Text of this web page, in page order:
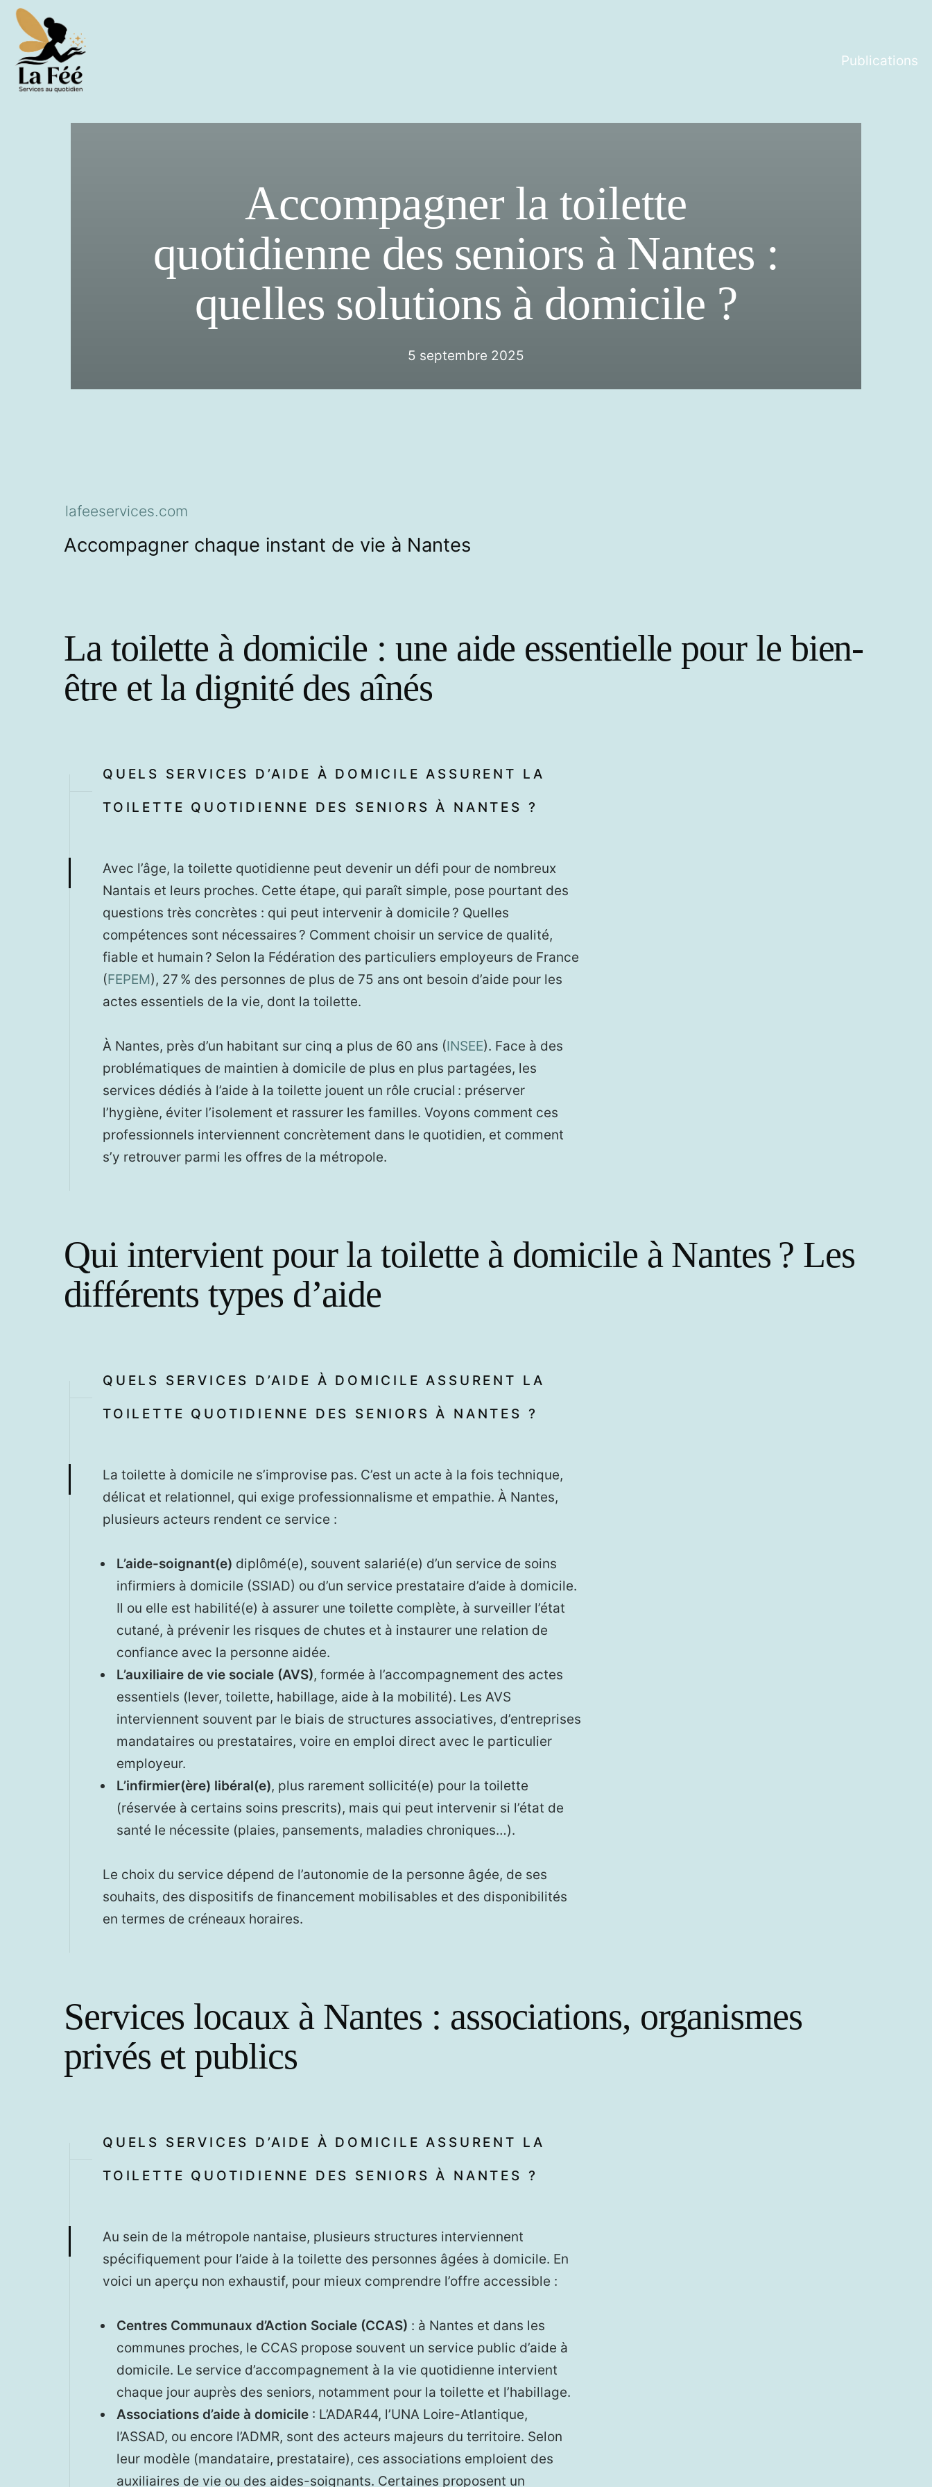
Publications
Accompagner la toilette
quotidienne des seniors à Nantes :
quelles solutions à domicile ?
5 septembre 2025
lafeeservices.com
Accompagner chaque instant de vie à Nantes
La toilette à domicile : une aide essentielle pour le bien-
être et la dignité des aînés
QUELS SERVICES D’AIDE À DOMICILE ASSURENT LA
TOILETTE QUOTIDIENNE DES SENIORS À NANTES ?
Avec l’âge, la toilette quotidienne peut devenir un défi pour de nombreux
Nantais et leurs proches. Cette étape, qui paraît simple, pose pourtant des
questions très concrètes : qui peut intervenir à domicile ? Quelles
compétences sont nécessaires ? Comment choisir un service de qualité,
fiable et humain ? Selon la Fédération des particuliers employeurs de France
(FEPEM), 27 % des personnes de plus de 75 ans ont besoin d’aide pour les
actes essentiels de la vie, dont la toilette.
À Nantes, près d’un habitant sur cinq a plus de 60 ans (INSEE). Face à des
problématiques de maintien à domicile de plus en plus partagées, les
services dédiés à l’aide à la toilette jouent un rôle crucial : préserver
l’hygiène, éviter l’isolement et rassurer les familles. Voyons comment ces
professionnels interviennent concrètement dans le quotidien, et comment
s’y retrouver parmi les offres de la métropole.
Qui intervient pour la toilette à domicile à Nantes ? Les
différents types d’aide
QUELS SERVICES D’AIDE À DOMICILE ASSURENT LA
TOILETTE QUOTIDIENNE DES SENIORS À NANTES ?
La toilette à domicile ne s’improvise pas. C’est un acte à la fois technique,
délicat et relationnel, qui exige professionnalisme et empathie. À Nantes,
plusieurs acteurs rendent ce service :
L’aide-soignant(e) diplômé(e), souvent salarié(e) d’un service de soins
infirmiers à domicile (SSIAD) ou d’un service prestataire d’aide à domicile.
Il ou elle est habilité(e) à assurer une toilette complète, à surveiller l’état
cutané, à prévenir les risques de chutes et à instaurer une relation de
confiance avec la personne aidée.
L’auxiliaire de vie sociale (AVS), formée à l’accompagnement des actes
essentiels (lever, toilette, habillage, aide à la mobilité). Les AVS
interviennent souvent par le biais de structures associatives, d’entreprises
mandataires ou prestataires, voire en emploi direct avec le particulier
employeur.
L’infirmier(ère) libéral(e), plus rarement sollicité(e) pour la toilette
(réservée à certains soins prescrits), mais qui peut intervenir si l’état de
santé le nécessite (plaies, pansements, maladies chroniques…).
Le choix du service dépend de l’autonomie de la personne âgée, de ses
souhaits, des dispositifs de financement mobilisables et des disponibilités
en termes de créneaux horaires.
Services locaux à Nantes : associations, organismes
privés et publics
QUELS SERVICES D’AIDE À DOMICILE ASSURENT LA
TOILETTE QUOTIDIENNE DES SENIORS À NANTES ?
Au sein de la métropole nantaise, plusieurs structures interviennent
spécifiquement pour l’aide à la toilette des personnes âgées à domicile. En
voici un aperçu non exhaustif, pour mieux comprendre l’offre accessible :
Centres Communaux d’Action Sociale (CCAS) : à Nantes et dans les
communes proches, le CCAS propose souvent un service public d’aide à
domicile. Le service d’accompagnement à la vie quotidienne intervient
chaque jour auprès des seniors, notamment pour la toilette et l’habillage.
Associations d’aide à domicile : L’ADAR44, l’UNA Loire-Atlantique,
l’ASSAD, ou encore l’ADMR, sont des acteurs majeurs du territoire. Selon
leur modèle (mandataire, prestataire), ces associations emploient des
auxiliaires de vie ou des aides-soignants. Certaines proposent un